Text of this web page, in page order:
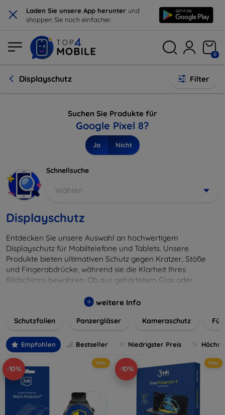
× Laden Sie unsere App herunter und
shoppen Sie noch einfacher.
0
Displayschutz Filter
Suchen Sie Produkte für
Google Pixel 8?
Ja Nicht
Schnellsuche
Wählen
Displayschutz
Entdecken Sie unsere Auswahl an hochwertigem
Displayschutz für Mobiltelefone und Tablets. Unsere
Produkte bieten ultimativen Schutz gegen Kratzer, Stöße
und Fingerabdrücke, während sie die Klarheit Ihres
Bildschirms bewahren. Ob aus gehärtetem Glas oder
installieren und passgenau für jedes Gerät, um eine
wertvolles Gerät mit unseren langlebigen und zuverlässigen
digitales Erlebnis.
weitere Info
Schutzfolien Panzergläser Kameraschutz
Empfohlen Bestseller Niedrigster Preis
-10%
Neu
-10%
Neu